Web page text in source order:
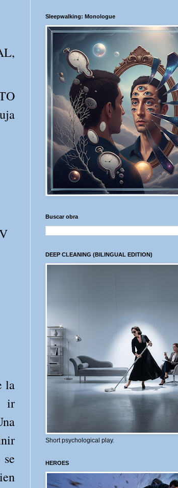
la
ir
Sleepwalking: Monologue
Buscar obra
DEEP CLEANING (BILINGUAL EDITION)
Short psychological play.
HEROES